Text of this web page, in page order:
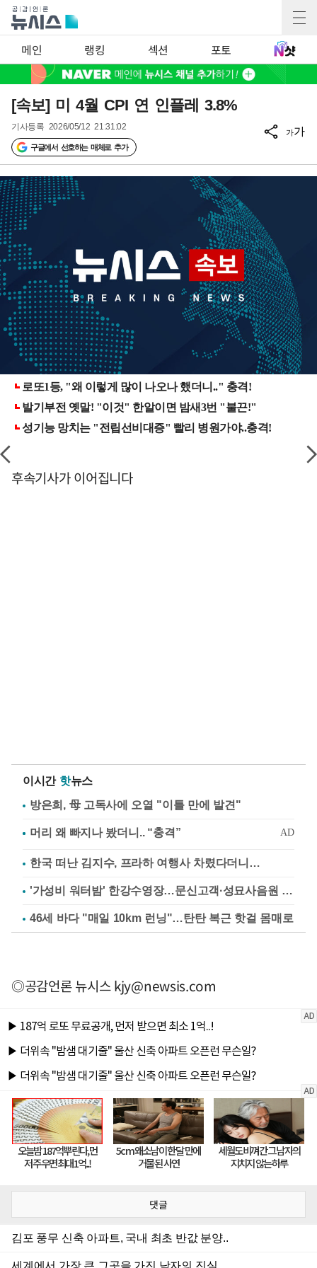
메인 랭킹 섹션 포토
[속보] 미 4월 CPI 연 인플레 3.8%
기사등록 2026/05/12 21:31:02
구글에서 선호하는 매체로 추가
가가
후속기사가 이어집니다
이시간 핫뉴스
방은희, 母 고독사에 오열 "이틀 만에 발견"
한국 떠난 김지수, 프라하 여행사 차렸다더니…
'가성비 워터밤' 한강수영장…문신고객·성묘사음원 민원
46세 바다 "매일 10km 런닝"…탄탄 복근 핫걸 몸매로
◎공감언론 뉴시스kjy@newsis.com
댓글